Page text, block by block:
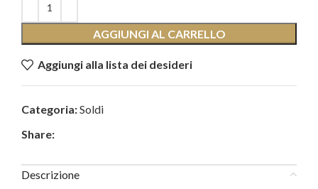
AGGIUNGI AL CARRELLO
Aggiungi alla lista dei desideri
Categoria:Soldi
Share:
Descrizione